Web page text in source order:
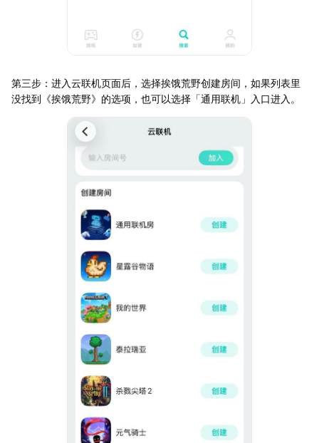
第三步：进入云联机页面后，选择挨饿荒野创建房间，如果列表里
没找到《挨饿荒野》的选项，也可以选择「通用联机」入口进入。